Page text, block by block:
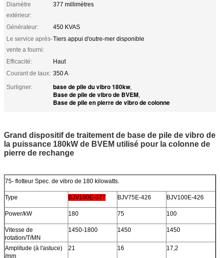
Diamètre
extérieur:
377 millimètres
Générateur:
450 KVAS
Le service après-
vente a fourni:
Tiers appui d'outre-mer disponible
Efficacité:
Haut
Courant de taux: 350 A
Surligner:
base de pile du vibro 180kw,
Base de pile de vibro de BVEM,
Base de pile en pierre de vibro de colonne
Grand dispositif de traitement de base de pile de vibro de
la puissance 180kW de BVEM utilisé pour la colonne de
pierre de rechange
75- flotteur Spec. de vibro de 180 kilowatts.
Type BJV180E-377 BJV75E-426 BJV100E-426
Power/kW 180 75 100
Vitesse de
rotation/T/MN
1450-1800 1450 1450
Amplitude (à l'astuce)
/mm
21 16 17,2